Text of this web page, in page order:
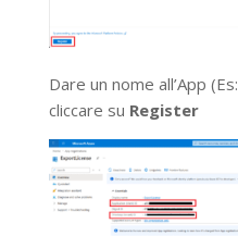
Dare un nome all’App (Es:
cliccare su Register